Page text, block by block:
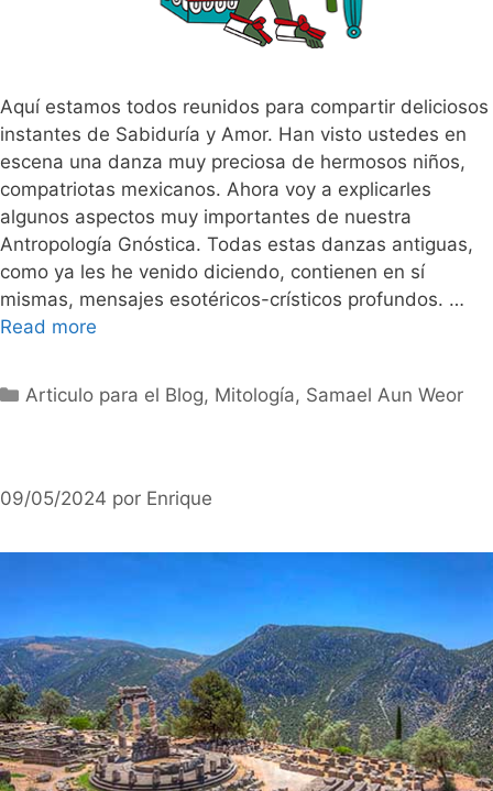
Aquí estamos todos reunidos para compartir deliciosos
instantes de Sabiduría y Amor. Han visto ustedes en
escena una danza muy preciosa de hermosos niños,
compatriotas mexicanos. Ahora voy a explicarles
algunos aspectos muy importantes de nuestra
Antropología Gnóstica. Todas estas danzas antiguas,
como ya les he venido diciendo, contienen en sí
mismas, mensajes esotéricos-crísticos profundos. …
Read more
Categorías
Articulo para el Blog, Mitología, Samael Aun Weor
09/05/2024 por Enrique